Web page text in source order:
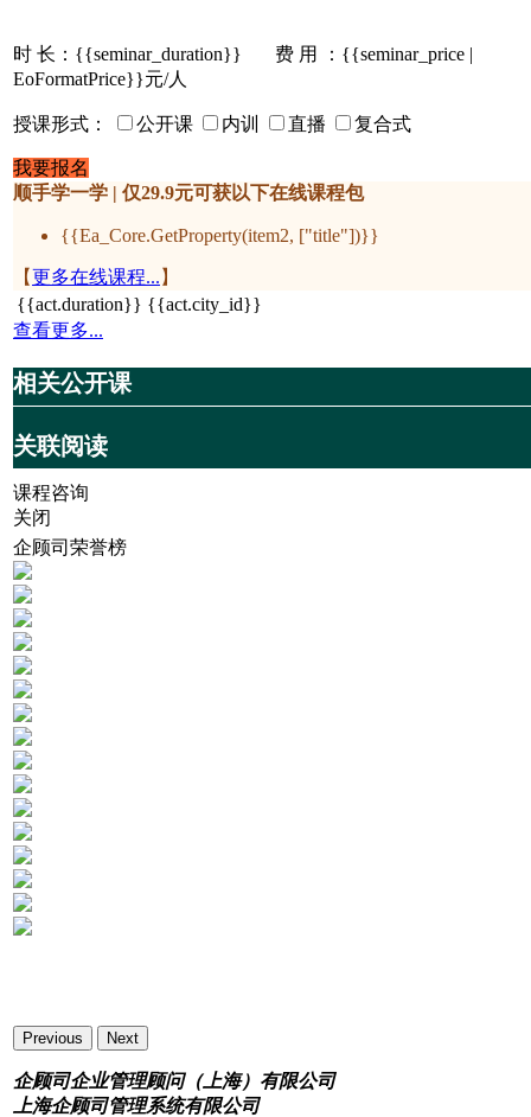
时 长： {{seminar_duration}}
费 用 ：{{seminar_price |
EoFormatPrice}}元/人
授课形式： 公开课 内训 直播 复合式
我要报名
顺手学一学 | 仅29.9元可获以下在线课程包
{{Ea_Core.GetProperty(item2, ["title"])}}
【更多在线课程... 】
{{act.duration}} {{act.city_id}}
查看更多...
相关公开课
关联阅读
课程咨询
关闭
企顾司荣誉榜
Previous Next
企顾司企业管理顾问（上海）有限公司
上海企顾司管理系统有限公司